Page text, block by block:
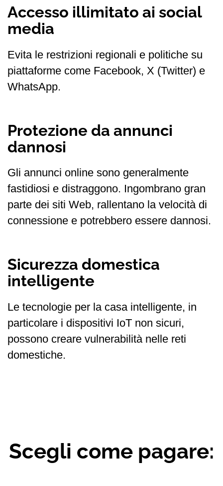
Accesso illimitato ai social
media
Evita le restrizioni regionali e politiche su
piattaforme come Facebook, X (Twitter) e
WhatsApp.
Protezione da annunci
dannosi
Gli annunci online sono generalmente
fastidiosi e distraggono. Ingombrano gran
parte dei siti Web, rallentano la velocità di
connessione e potrebbero essere dannosi.
Sicurezza domestica
intelligente
Le tecnologie per la casa intelligente, in
particolare i dispositivi IoT non sicuri,
possono creare vulnerabilità nelle reti
domestiche.
Scegli come pagare: